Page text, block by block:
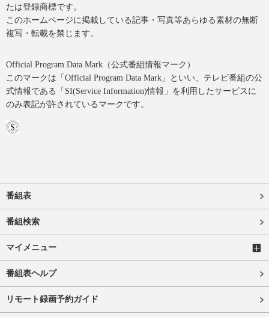
たは登録商標です。
このホームページに掲載している記事・写真等あらゆる素材の無断
複写・転載を禁じます。
Official Program Data Mark（公式番組情報マーク）
このマークは「Official Program Data Mark」といい、テレビ番組の公
式情報である「SI(Service Information)情報」を利用したサービスに
のみ表記が許されているマークです。
番組表
番組検索
マイメニュー
番組表ヘルプ
リモート録画予約ガイド